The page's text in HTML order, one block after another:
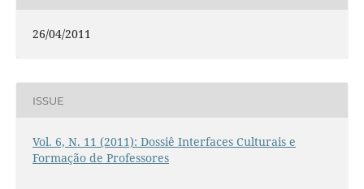
26/04/2011
ISSUE
Vol. 6, N. 11 (2011): Dossiê Interfaces Culturais e
Formação de Professores